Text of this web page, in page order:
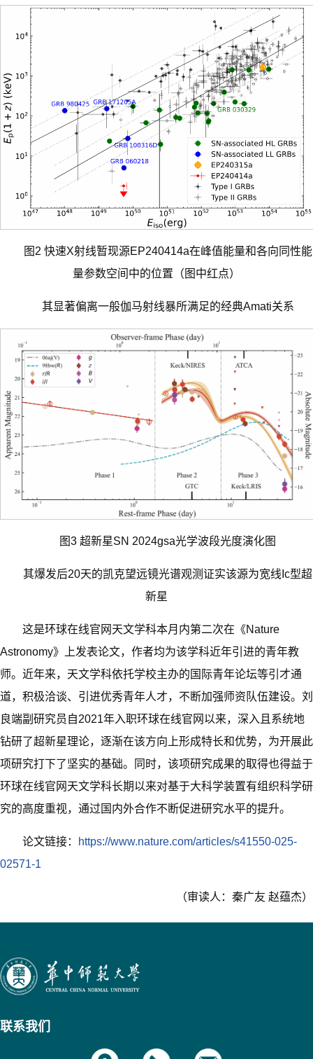
图2 快速X射线暂现源EP240414a在峰值能量和各向同性能
量参数空间中的位置（图中红点）
其显著偏离一般伽马射线暴所满足的经典Amati关系
图3 超新星SN 2024gsa光学波段光度演化图
其爆发后20天的凯克望远镜光谱观测证实该源为宽线Ic型超
新星
这是环球在线官网天文学科本月内第二次在《Nature
Astronomy》上发表论文，作者均为该学科近年引进的青年教
师。近年来，天文学科依托学校主办的国际青年论坛等引才通
道，积极洽谈、引进优秀青年人才，不断加强师资队伍建设。刘
良端副研究员自2021年入职环球在线官网以来，深入且系统地
钻研了超新星理论，逐渐在该方向上形成特长和优势，为开展此
项研究打下了坚实的基础。同时，该项研究成果的取得也得益于
环球在线官网天文学科长期以来对基于大科学装置有组织科学研
究的高度重视，通过国内外合作不断促进研究水平的提升。
论文链接：
https://www.nature.com/articles/s41550-025-
02571-1
（审读人：秦广友 赵蕴杰）
联系我们